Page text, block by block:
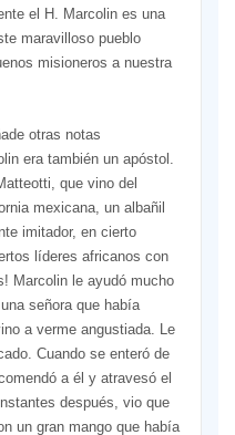
el H. Marcolin es una
maravilloso pueblo
misioneros a nuestra
otras notas
era también un apóstol.
que vino del
mexicana, un albañil
imitador, en cierto
líderes africanos con
Marcolin le ayudó mucho
señora que había
a verme angustiada. Le
Cuando se enteró de
a él y atravesó el
después, vio que
un gran mango que había